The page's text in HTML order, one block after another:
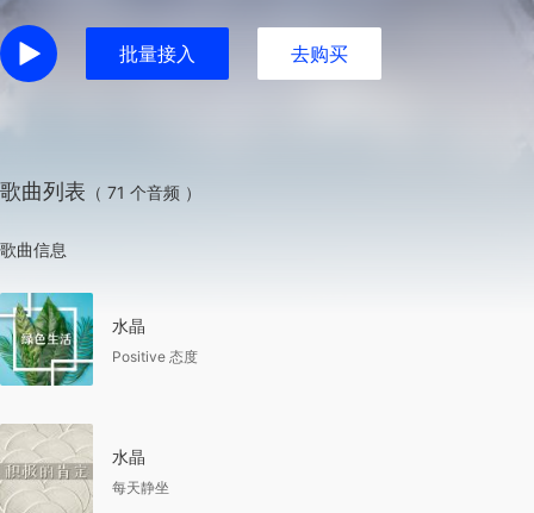
让《晶音幻境》的音乐引领您探索内心的宁静与奇迹，
之旅。
批量接入 去购买
歌曲列表 （ 71 个音频 ）
歌曲信息
水晶
Positive 态度
水晶
每天静坐